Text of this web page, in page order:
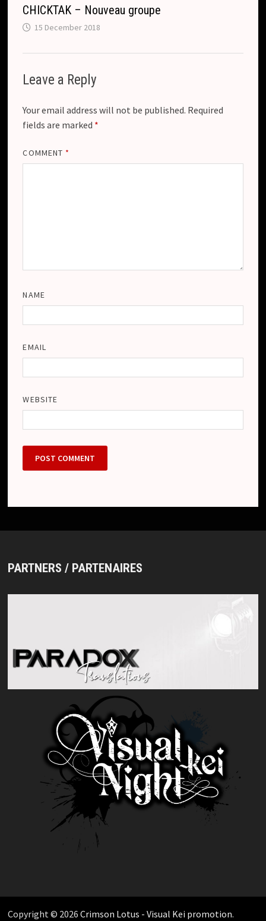
CHICKTAK – Nouveau groupe
15 December 2018
Leave a Reply
Your email address will not be published. Required
fields are marked *
COMMENT *
NAME
EMAIL
WEBSITE
PARTNERS / PARTENAIRES
Copyright © 2026Crimson Lotus - Visual Kei promotion.